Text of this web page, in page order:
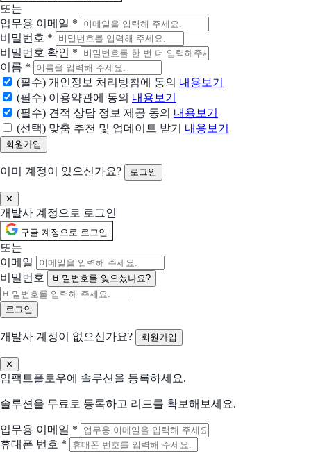
또는
업무용 이메일 *
비밀번호 *
비밀번호 확인 *
이름 *
(필수) 개인정보 처리방침에 동의 내용보기
(필수) 이용약관에 동의 내용보기
(필수) 견적 상담 정보 제공 동의 내용보기
(선택) 맞춤 추천 및 업데이트 받기
내용보기
이미 계정이 있으신가요? 로그인
✕
개발사 계정으로 로그인
구글 계정으로 로그인
또는
이메일
비밀번호
비밀번호를 잊으셨나요?
개발사 계정이 없으신가요? 회원가입
✕
임팩트플로우에 솔루션을 등록하세요.
솔루션을 무료로 등록하고 리드를 확보해보세요.
업무용 이메일 *
휴대폰 번호 *